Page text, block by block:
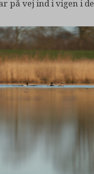
på vej ind i vigen i